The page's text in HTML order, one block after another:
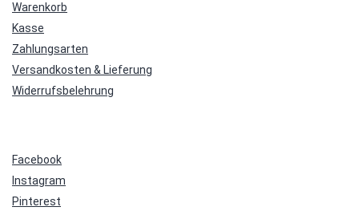
Warenkorb
Kasse
Zahlungsarten
Versandkosten & Lieferung
Widerrufsbelehrung
Facebook
Instagram
Pinterest